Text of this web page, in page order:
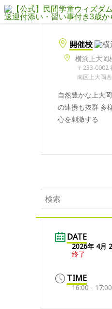
開催校
横浜上大岡
〒233-0002
南区上大岡
自然豊かな上大
の連携も抜群 多
心を刺激する
DATE
2026年 4月
終了
TIME
16:00 - 17:00